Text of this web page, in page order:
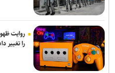
روایت
را تغییر